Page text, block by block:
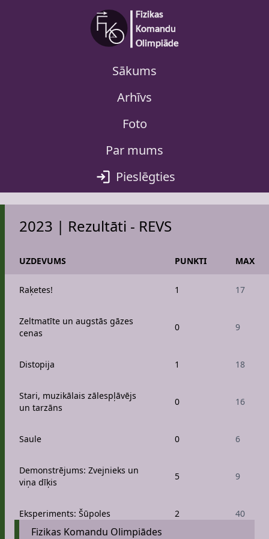
Sākums
Arhīvs
Foto
Par mums
Pieslēgties
2023 | Rezultāti - REVS
UZDEVUMS PUNKTI MAX
Raķetes! 1 17
Zeltmatīte un augstās gāzes
cenas
0 9
Distopija 1 18
Stari, muzikālais zālespļāvējs
un tarzāns
0 16
Saule 0 6
Demonstrējums: Zvejnieks un
viņa dīķis
5 9
Eksperiments: Šūpoles 2 40
Fizikas Komandu Olimpiādes